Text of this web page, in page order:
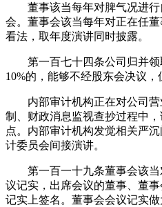
董事该当每年对脾气况进行
会。董事会该当每年对正在任
看法，取年度演讲同时披露。
第一百七十四条公司归并领
10%的，能够不经股东会决议，
内部审计机构正在对公司营
制、财政消息监视查抄过程中
点。内部审计机构发觉相关严
计委员会间接演讲。
第一百一十九条董事会该当
议记实，出席会议的董事、董
记实上签名。董事会会议记实